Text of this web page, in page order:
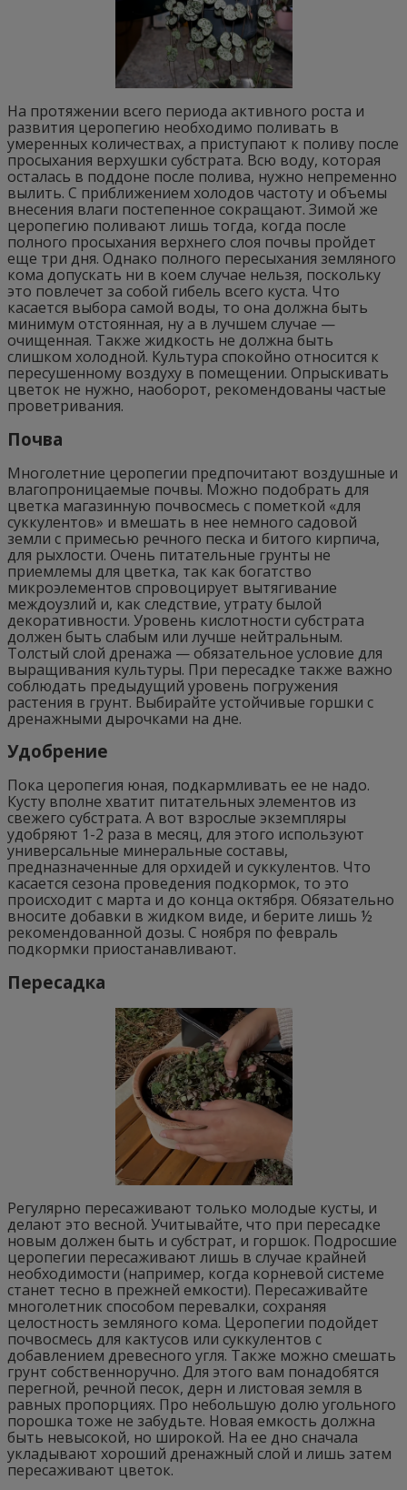
На протяжении всего периода активного роста и
развития церопегию необходимо поливать в
умеренных количествах, а приступают к поливу после
просыхания верхушки субстрата. Всю воду, которая
осталась в поддоне после полива, нужно непременно
вылить. С приближением холодов частоту и объемы
внесения влаги постепенное сокращают. Зимой же
церопегию поливают лишь тогда, когда после
полного просыхания верхнего слоя почвы пройдет
еще три дня. Однако полного пересыхания земляного
кома допускать ни в коем случае нельзя, поскольку
это повлечет за собой гибель всего куста. Что
касается выбора самой воды, то она должна быть
минимум отстоянная, ну а в лучшем случае —
очищенная. Также жидкость не должна быть
слишком холодной. Культура спокойно относится к
пересушенному воздуху в помещении. Опрыскивать
цветок не нужно, наоборот, рекомендованы частые
проветривания.
Почва
Многолетние церопегии предпочитают воздушные и
влагопроницаемые почвы. Можно подобрать для
цветка магазинную почвосмесь с пометкой «для
суккулентов» и вмешать в нее немного садовой
земли с примесью речного песка и битого кирпича,
для рыхлости. Очень питательные грунты не
приемлемы для цветка, так как богатство
микроэлементов спровоцирует вытягивание
междоузлий и, как следствие, утрату былой
декоративности. Уровень кислотности субстрата
должен быть слабым или лучше нейтральным.
Толстый слой дренажа — обязательное условие для
выращивания культуры. При пересадке также важно
соблюдать предыдущий уровень погружения
растения в грунт. Выбирайте устойчивые горшки с
дренажными дырочками на дне.
Удобрение
Пока церопегия юная, подкармливать ее не надо.
Кусту вполне хватит питательных элементов из
свежего субстрата. А вот взрослые экземпляры
удобряют 1-2 раза в месяц, для этого используют
универсальные минеральные составы,
предназначенные для орхидей и суккулентов. Что
касается сезона проведения подкормок, то это
происходит с марта и до конца октября. Обязательно
вносите добавки в жидком виде, и берите лишь ½
рекомендованной дозы. С ноября по февраль
подкормки приостанавливают.
Пересадка
Регулярно пересаживают только молодые кусты, и
делают это весной. Учитывайте, что при пересадке
новым должен быть и субстрат, и горшок. Подросшие
церопегии пересаживают лишь в случае крайней
необходимости (например, когда корневой системе
станет тесно в прежней емкости). Пересаживайте
многолетник способом перевалки, сохраняя
целостность земляного кома. Церопегии подойдет
почвосмесь для кактусов или суккулентов с
добавлением древесного угля. Также можно смешать
грунт собственноручно. Для этого вам понадобятся
перегной, речной песок, дерн и листовая земля в
равных пропорциях. Про небольшую долю угольного
порошка тоже не забудьте. Новая емкость должна
быть невысокой, но широкой. На ее дно сначала
укладывают хороший дренажный слой и лишь затем
пересаживают цветок.